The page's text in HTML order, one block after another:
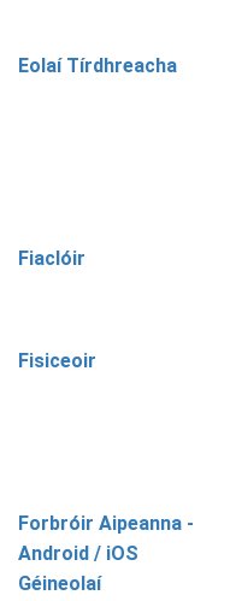
Eolaí Tírdhreacha
Fiaclóir
Fisiceoir
Forbróir Aipeanna -
Android / iOS
Géineolaí